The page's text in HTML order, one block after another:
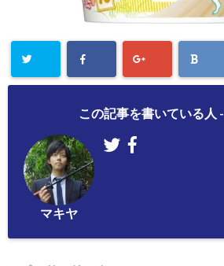
この記事を書いている人 -
マキヤ